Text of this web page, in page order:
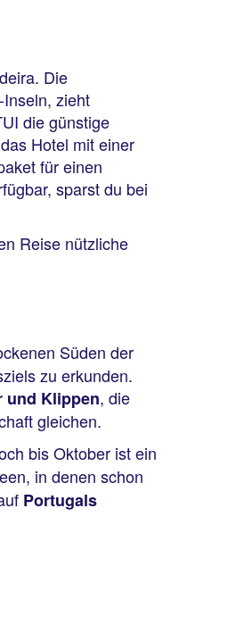
Die
zieht
die günstige
Hotel mit einer
für einen
sparst du bei
Reise nützliche
Süden der
zu erkunden.
und Klippen, die
gleichen.
bis Oktober ist ein
in denen schon
Portugals